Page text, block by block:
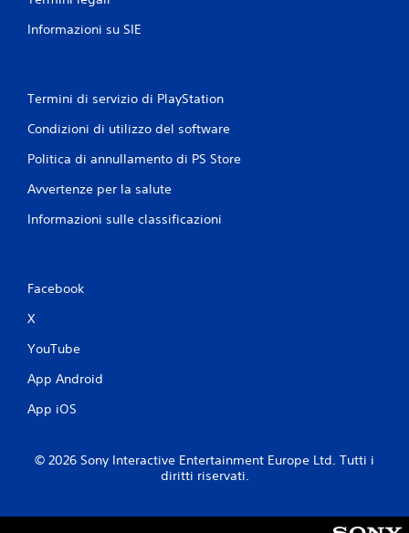
Informazioni su SIE
Termini di servizio di PlayStation
Condizioni di utilizzo del software
Politica di annullamento di PS Store
Avvertenze per la salute
Informazioni sulle classificazioni
Facebook
X
YouTube
App Android
App iOS
© 2026 Sony Interactive Entertainment Europe Ltd. Tutti i
diritti riservati.